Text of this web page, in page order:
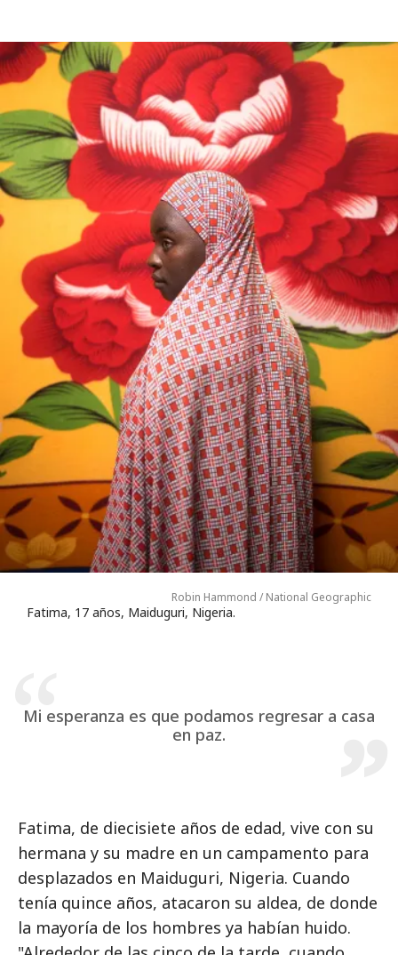
Robin Hammond / National Geographic
Fatima, 17 años, Maiduguri, Nigeria.
Mi esperanza es que podamos regresar a casa
en paz.
Fatima, de diecisiete años de edad, vive con su
hermana y su madre en un campamento para
desplazados en Maiduguri, Nigeria. Cuando
tenía quince años, atacaron su aldea, de donde
la mayoría de los hombres ya habían huido.